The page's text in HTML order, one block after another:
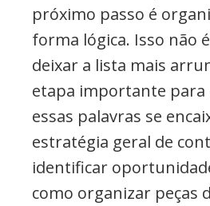
próximo passo é
forma lógica. Isso não
deixar a lista mais
etapa importante para
essas palavras se
estratégia geral de
identificar
como organizar peças